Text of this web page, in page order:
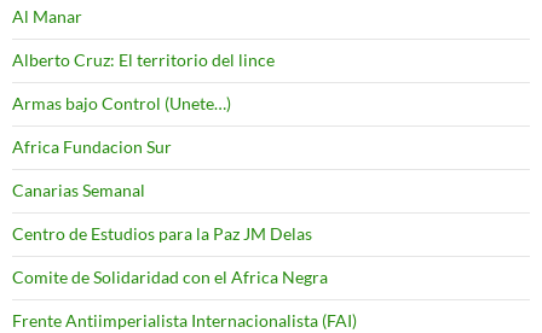
Al Manar
Alberto Cruz: El territorio del lince
Armas bajo Control (Unete…)
Africa Fundacion Sur
Canarias Semanal
Centro de Estudios para la Paz JM Delas
Comite de Solidaridad con el Africa Negra
Frente Antiimperialista Internacionalista (FAI)